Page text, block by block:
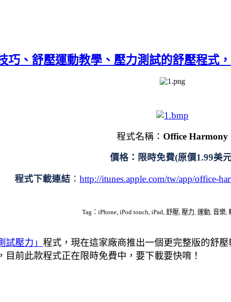
巧、舒壓運動教學、壓力測試的舒壓程式
程式名稱： Office Harmony
價格：限時免費(原價1.99美
程式下載連結 ： http://itunes.apple.com/tw/app/office-
Tag：iPhone, iPod touch, iPad, 舒壓, 壓力, 運動, 音樂,
試壓力」 程式，現在這家廠商推出一個更完整版的舒
前此款程式正在限時免費中，要下載要快唷！